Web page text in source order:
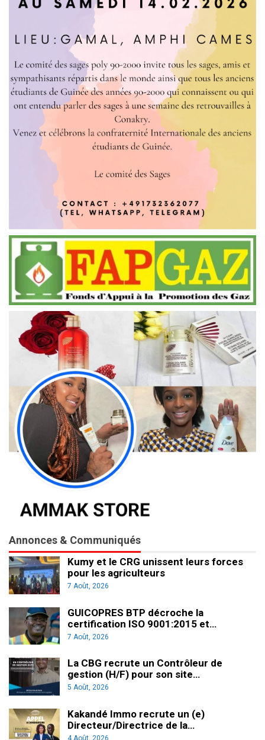
Annonces & Communiqués
Kumy et le CRG unissent leurs forces
pour les agriculteurs
7 Août, 2026
GUICOPRES BTP décroche la
certification ISO 9001:2015 et…
7 Août, 2026
La CBG recrute un Contrôleur de
gestion (H/F) pour son site…
5 Août, 2026
Kakandé Immo recrute un (e)
Directeur/Directrice de la…
4 Août, 2026